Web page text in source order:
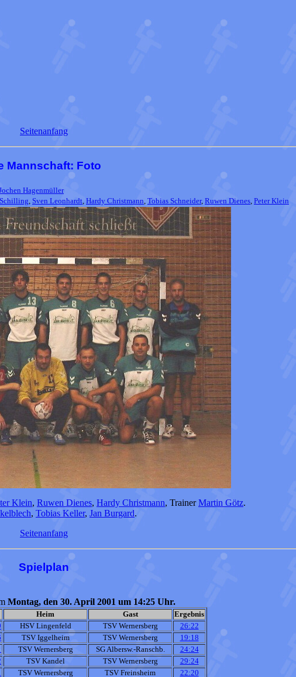
Seitenanfang
Mannschaft: Foto
Hagenmüller
Sven Leonhardt Hardy Christmann Tobias Schneider, Ruwen Dienes Peter Klein
Klein, Ruwen Dienes, Hardy Christmann, TrainerMartin Götz.
, Tobias Keller, Jan Burgard.
Seitenanfang
Spielplan
Montag, den 30. April 2001 um 14:25 Uhr.
Heim Gast
Ergebnis
HSV Lingenfeld TSV Wernersberg
26:22
TSV Iggelheim TSV Wernersberg
19:18
TSV Wernersberg SG Albersw.-Ranschb.
24:24
TSV Kandel TSV Wernersberg
29:24
TSV Wernersberg TSV Freinsheim
22:20